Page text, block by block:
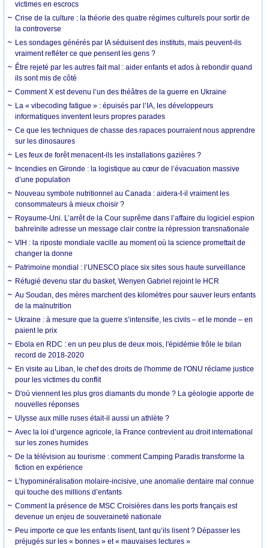
victimes en escrocs
Crise de la culture : la théorie des quatre régimes culturels pour sortir de
la controverse
Les sondages générés par IA séduisent des instituts, mais peuvent-ils
vraiment refléter ce que pensent les gens ?
Être rejeté par les autres fait mal : aider enfants et ados à rebondir quand
ils sont mis de côté
Comment X est devenu l’un des théâtres de la guerre en Ukraine
La « vibecoding fatigue » : épuisés par l’IA, les développeurs
informatiques inventent leurs propres parades
Ce que les techniques de chasse des rapaces pourraient nous apprendre
sur les dinosaures
Les feux de forêt menacent-ils les installations gazières ?
Incendies en Gironde : la logistique au cœur de l’évacuation massive
d’une population
Nouveau symbole nutritionnel au Canada : aidera-t-il vraiment les
consommateurs à mieux choisir ?
Royaume-Uni. L’arrêt de la Cour suprême dans l’affaire du logiciel espion
bahreïnite adresse un message clair contre la répression transnationale
VIH : la riposte mondiale vacille au moment où la science promettait de
changer la donne
Patrimoine mondial : l’UNESCO place six sites sous haute surveillance
Réfugié devenu star du basket, Wenyen Gabriel rejoint le HCR
Au Soudan, des mères marchent des kilomètres pour sauver leurs enfants
de la malnutrition
Ukraine : à mesure que la guerre s’intensifie, les civils – et le monde – en
paient le prix
Ebola en RDC : en un peu plus de deux mois, l'épidémie frôle le bilan
record de 2018-2020
En visite au Liban, le chef des droits de l'homme de l'ONU réclame justice
pour les victimes du conflit
D'où viennent les plus gros diamants du monde ? La géologie apporte de
nouvelles réponses
Ulysse aux mille ruses était-il aussi un athlète ?
Avec la loi d’urgence agricole, la France contrevient au droit international
sur les zones humides
De la télévision au tourisme : comment Camping Paradis transforme la
fiction en expérience
L’hypominéralisation molaire-incisive, une anomalie dentaire mal connue
qui touche des millions d’enfants
Comment la présence de MSC Croisières dans les ports français est
devenue un enjeu de souveraineté nationale
Peu importe ce que les enfants lisent, tant qu’ils lisent ? Dépasser les
préjugés sur les « bonnes » et « mauvaises lectures »